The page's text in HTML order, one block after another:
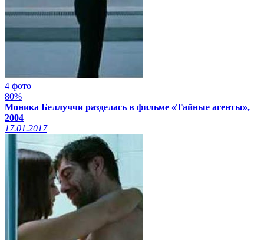
4 фото
80%
Моника Беллуччи разделась в фильме «Тайные агенты»,
2004
17.01.2017